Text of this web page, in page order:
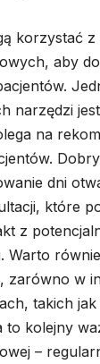
korzystać
aby
narzędzi
na
dni
które
z
Warto
zarówno w
takich
to kolejny
–